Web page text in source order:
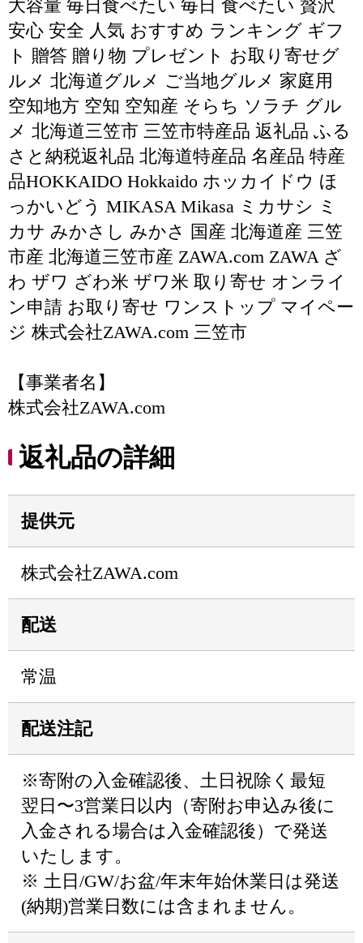
大容量 毎日食べたい 毎日 食べたい 贅沢
安心 安全 人気 おすすめ ランキング ギフ
ト 贈答 贈り物 プレゼント お取り寄せグ
ルメ 北海道グルメ ご当地グルメ 家庭用
空知地方 空知 空知産 そらち ソラチ グル
メ 北海道三笠市 三笠市特産品 返礼品 ふる
さと納税返礼品 北海道特産品 名産品 特産
品HOKKAIDO Hokkaido ホッカイドウ ほ
っかいどう MIKASA Mikasa ミカサシ ミ
カサ みかさし みかさ 国産 北海道産 三笠
市産 北海道三笠市産 ZAWA.com ZAWA ざ
わ ザワ ざわ米 ザワ米 取り寄せ オンライ
ン申請 お取り寄せ ワンストップ マイペー
ジ 株式会社ZAWA.com 三笠市
【事業者名】
株式会社ZAWA.com
返礼品の詳細
提供元
株式会社ZAWA.com
配送
常温
配送注記
※寄附の入金確認後、土日祝除く最短
翌日〜3営業日以内（寄附お申込み後に
入金される場合は入金確認後）で発送
いたします。
※ 土日/GW/お盆/年末年始休業日は発送
(納期)営業日数には含まれません。